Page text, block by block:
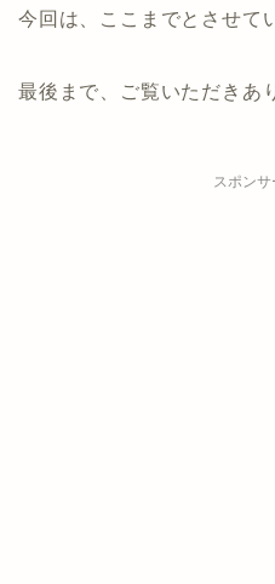
今回は、ここまでとさせて
最後まで、ご覧いただきあ
スポンサ